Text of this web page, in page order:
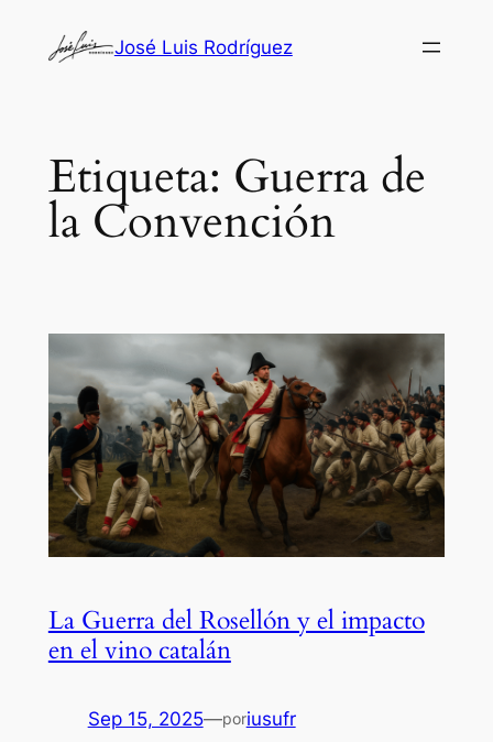
José Luis Rodríguez
Etiqueta: Guerra de
la Convención
La Guerra del Rosellón y el impacto
en el vino catalán
Sep 15, 2025—poriusufr